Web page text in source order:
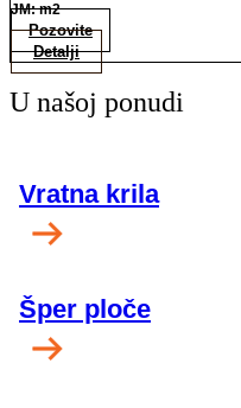
JM: m2
Pozovite
Detalji
U našoj ponudi
Vratna krila
Šper ploče